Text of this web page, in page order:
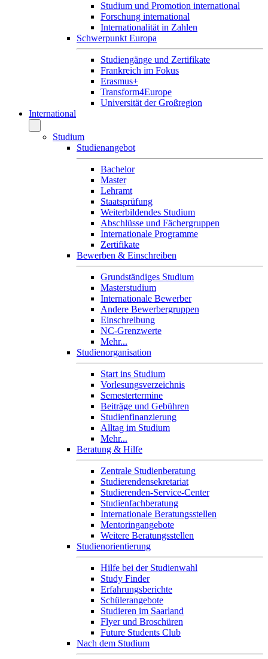
Studium und Promotion international
Forschung international
Internationalität in Zahlen
Schwerpunkt Europa
Studiengänge und Zertifikate
Frankreich im Fokus
Erasmus+
Transform4Europe
Universität der Großregion
International
Studium
Studienangebot
Bachelor
Master
Lehramt
Staatsprüfung
Weiterbildendes Studium
Abschlüsse und Fächergruppen
Internationale Programme
Zertifikate
Bewerben & Einschreiben
Grundständiges Studium
Masterstudium
Internationale Bewerber
Andere Bewerbergruppen
Einschreibung
NC-Grenzwerte
Mehr...
Studienorganisation
Start ins Studium
Vorlesungsverzeichnis
Semestertermine
Beiträge und Gebühren
Studienfinanzierung
Alltag im Studium
Mehr...
Beratung & Hilfe
Zentrale Studienberatung
Studierendensekretariat
Studierenden-Service-Center
Studienfachberatung
Internationale Beratungsstellen
Mentoringangebote
Weitere Beratungsstellen
Studienorientierung
Hilfe bei der Studienwahl
Study Finder
Erfahrungsberichte
Schülerangebote
Studieren im Saarland
Flyer und Broschüren
Future Students Club
Nach dem Studium